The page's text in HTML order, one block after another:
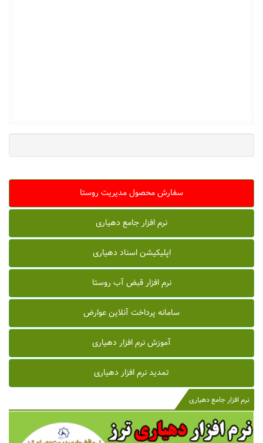
سفارش محصول مدیریت روستا
نرم افزار جامع دهیاری
اپلیکیشن اسناد دهیاری
نرم افزار قبض آب روستا
سامانه پرداخت آنلاین عوارض
آموزش نرم افزار دهیاری
تمدید نرم افزار دهیاری
نرم افزار جامع دهیاری